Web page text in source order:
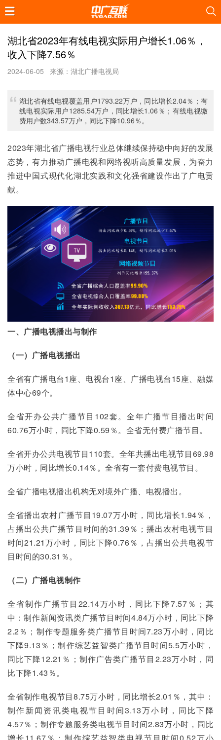
湖北省2023年有线电视实际用户增长1.06％，
收入下降7.56％
2024-06-05 来源：湖北广播电视局
湖北省有线电视覆盖用户1793.22万户，同比增长2.04％；有
线电视实际用户1285.54万户，同比增长1.06％；有线电视缴
费用户数343.57万户，同比下降10.96％。
2023年湖北省广播电视行业总体继续保持稳中向好的发展
态势，有力推动广播电视和网络视听高质量发展，为奋力
推进中国式现代化湖北实践和文化强省建设作出了广电贡
献。
一、广播电视播出与制作
（一）广播电视播出
全省有广播电台1座、电视台1座、广播电视台15座、融媒
体中心69个。
全省开办公共广播节目102套。全年广播节目播出时间
60.76万小时，同比下降0.59％。全省无付费广播节目。
全省开办公共电视节目110套。全年共播出电视节目69.98
万小时，同比增长0.14％。全省有一套付费电视节目。
全省广播电视播出机构无对境外广播、电视播出。
全省播出农村广播节目19.07万小时，同比增长1.94％，
占播出公共广播节目时间的31.39％；播出农村电视节目
时间21.21万小时，同比下降0.76％，占播出公共电视节
目时间的30.31％。
（二）广播电视制作
全省制作广播节目22.14万小时，同比下降7.57％；其
中：制作新闻资讯类广播节目时间4.84万小时，同比下降
2.2％；制作专题服务类广播节目时间7.23万小时，同比
下降9.13％；制作综艺益智类广播节目时间5.5万小时，
同比下降12.21％；制作广告类广播节目2.23万小时，同
比下降1.43％。
全省制作电视节目8.75万小时，同比增长2.01％，其中：
制作新闻资讯类电视节目时间3.13万小时，同比下降
4.57％；制作专题服务类电视节目时间2.83万小时，同比